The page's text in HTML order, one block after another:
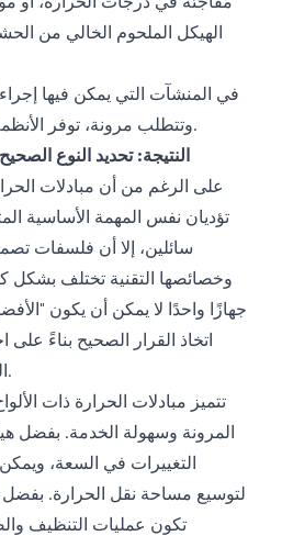
الهيكل الملحوم الخالي من
وتتطلب مرونة، توفر الأنظمة المزودة بحشيات عملية.
النتيجة: تحديد النوع
على الرغم من أن مبادلات
تؤديان نفس المهمة الأساسية
سائلين، إلا أن فلسفات
وخصائصها التقنية تختلف بشكل
جهازًا واحدًا لا يمكن أن يكون
اتخاذ القرار الصحيح بناءً
العملية، وأولويات التشغيل.
تتميز مبادلات الحرارة ذات
المرونة وسهولة الخدمة. بفضل
التغييرات في السعة،
لتوسيع مساحة نقل الحرارة. بفضل
تكون عمليات التنظيف